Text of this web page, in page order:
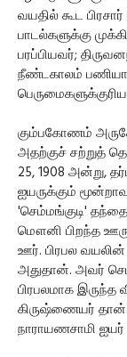
வயதில் கூட
பாடல்களுக்கு
பரப்பியவர்;
நீண்டகாலம்
கும்பகோணம்
அதற்குச் சற்றுத்
25, 1908 அன்று,
ஐயருக்கும்
'செம்மங்குடி'
மௌனி பிறந்த
ஊர். பிரபல
அதுதான். அவர்
பிரபலமாக இருந்த
கிருஷ்ணையர் தான்.
நாராயணசாமி